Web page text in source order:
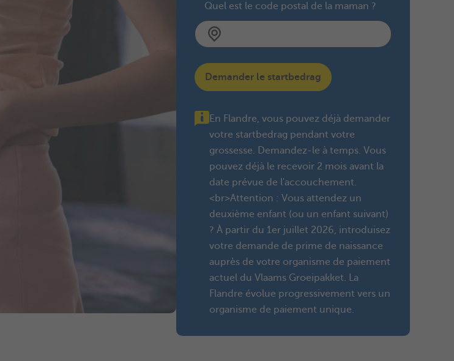
Quel est le code postal de la maman ?
Demander le startbedrag
En Flandre, vous pouvez déjà demander
votre startbedrag pendant votre
grossesse. Demandez-le à temps. Vous
pouvez déjà le recevoir 2 mois avant la
date prévue de l'accouchement.
<br>Attention : Vous attendez un
deuxième enfant (ou un enfant suivant)
? À partir du 1er juillet 2026, introduisez
votre demande de prime de naissance
auprès de votre organisme de paiement
actuel du Vlaams Groeipakket. La
Flandre évolue progressivement vers un
organisme de paiement unique.